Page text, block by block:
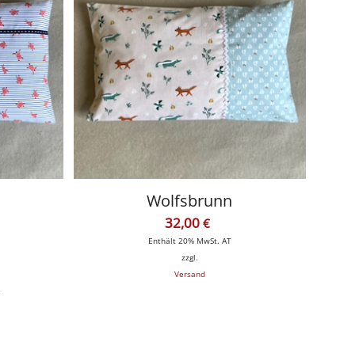
Wolfsbrunn
32,00€
Enthält 20% MwSt. AT
zzgl.
Versand